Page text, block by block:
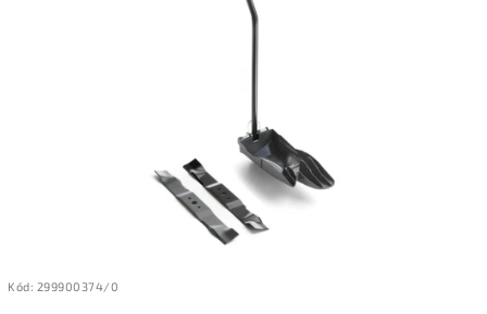
Kód: 299900374/0